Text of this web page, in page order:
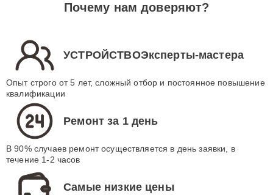
Почему нам доверяют?
УСТРОЙСТВОЭксперты-мастера
Опыт строго от 5 лет, сложный отбор и постоянное повышение
квалификации
Ремонт за 1 день
В 90% случаев ремонт осуществляется в день заявки, в
течение 1-2 часов
Самые низкие цены